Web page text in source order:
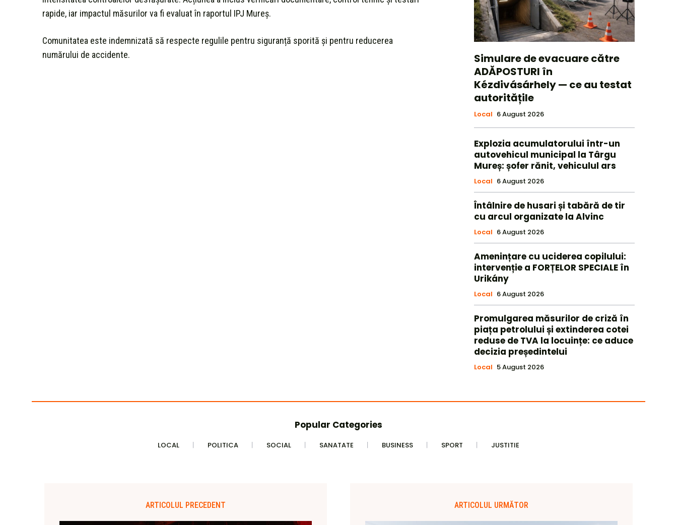
rapide, iar impactul măsurilor va fi evaluat în raportul IPJ Mureș.
Comunitatea este indemnizată să respecte regulile pentru siguranță sporită și pentru reducerea
numărului de accidente.
Simulare de evacuare către
ADĂPOSTURI în
Kézdivásárhely — ce au testat
autoritățile
Local 6 August 2026
Explozia acumulatorului într-un
autovehicul municipal la Târgu
Mureș: șofer rănit, vehiculul ars
Local 6 August 2026
Întâlnire de husari și tabără de tir
cu arcul organizate la Alvinc
Local 6 August 2026
Amenințare cu uciderea copilului:
intervenție a FORȚELOR SPECIALE în
Urikány
Local 6 August 2026
Promulgarea măsurilor de criză în
piața petrolului și extinderea cotei
reduse de TVA la locuințe: ce aduce
decizia președintelui
Local 5 August 2026
Popular Categories
LOCAL POLITICA SOCIAL SANATATE BUSINESS SPORT JUSTITIE
ARTICOLUL PRECEDENT ARTICOLUL URMĂTOR